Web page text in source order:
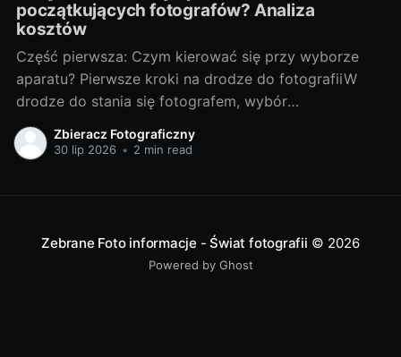
początkujących fotografów? Analiza
kosztów
Część pierwsza: Czym kierować się przy wyborze
aparatu? Pierwsze kroki na drodze do fotografiiW
drodze do stania się fotografem, wybór
odpowiedniego sprzętu jest jednym z
najważniejszych kroków. Bez względu na to, czy
Zbieracz Fotograficzny
30 lip 2026 • 2 min read
Zebrane Foto informacje - Świat fotografii © 2026
Powered by Ghost